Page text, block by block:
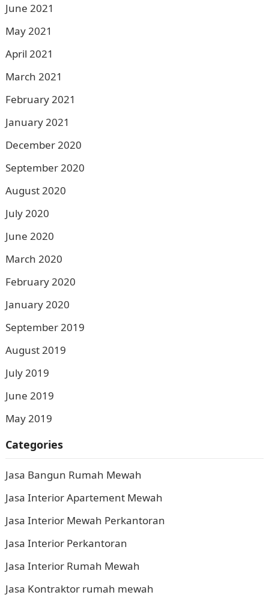
June 2021
May 2021
April 2021
March 2021
February 2021
January 2021
December 2020
September 2020
August 2020
July 2020
June 2020
March 2020
February 2020
January 2020
September 2019
August 2019
July 2019
June 2019
May 2019
Categories
Jasa Bangun Rumah Mewah
Jasa Interior Apartement Mewah
Jasa Interior Mewah Perkantoran
Jasa Interior Perkantoran
Jasa Interior Rumah Mewah
Jasa Kontraktor rumah mewah